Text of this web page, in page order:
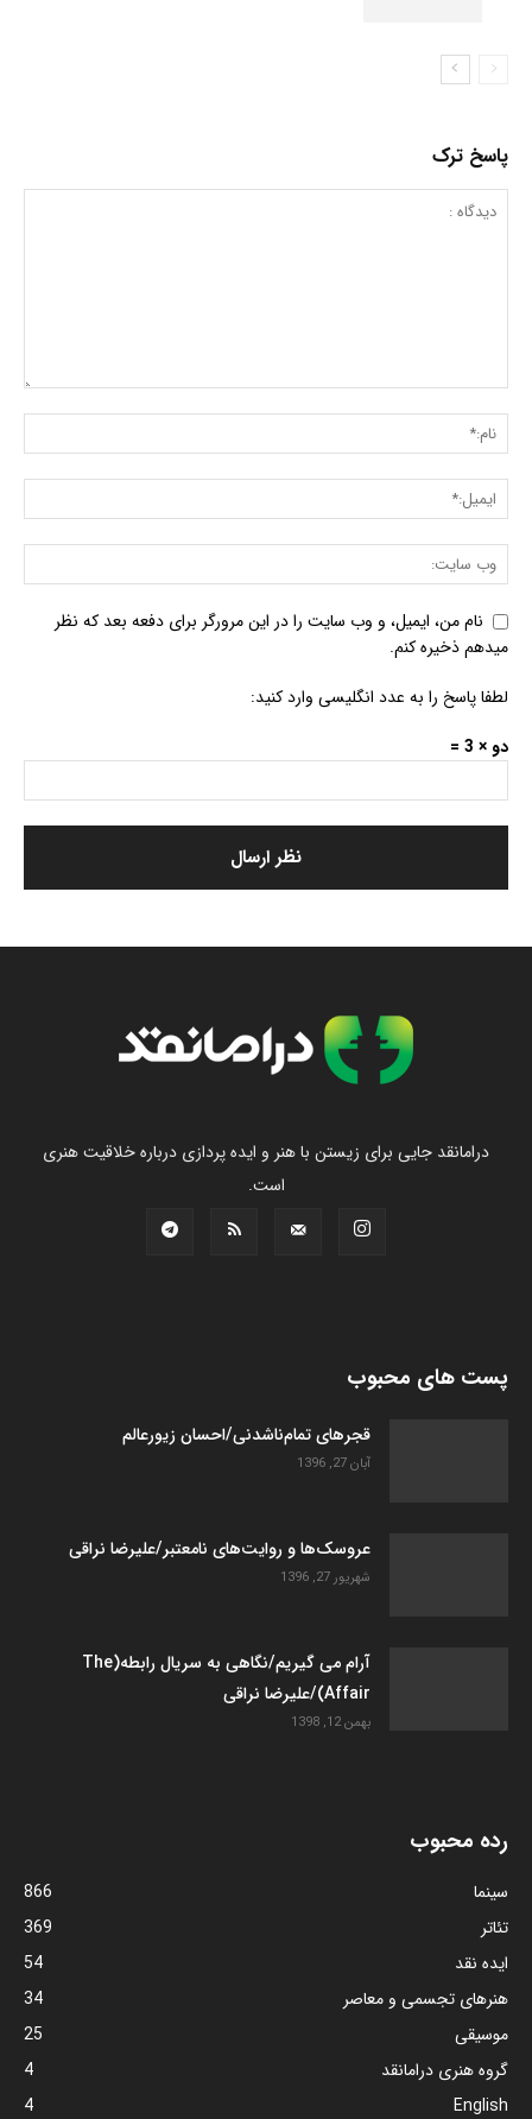
پاسخ ترک
نام من، ایمیل، و وب سایت را در این مرورگر برای دفعه بعد که نظر
میدهم ذخیره کنم.
لطفا پاسخ را به عدد انگلیسی وارد کنید:
دو × 3 =
درامانقد جایی برای زیستن با هنر و ایده پردازی درباره خلاقیت هنری
است.
پست های محبوب
قجرهای تمام‌ناشدنی/احسان زیورعالم
آبان 27, 1396
عروسک­‌ها و روایت­‌های نامعتبر/علیرضا نراقی
شهریور 27, 1396
آرام می گیریم/نگاهی به سریال رابطه(The
Affair)/علیرضا نراقی
بهمن 12, 1398
رده محبوب
سینما
866
تئاتر
369
ایده نقد
54
هنرهای تجسمی و معاصر
34
موسیقی
25
گروه هنری درامانقد
4
English
4